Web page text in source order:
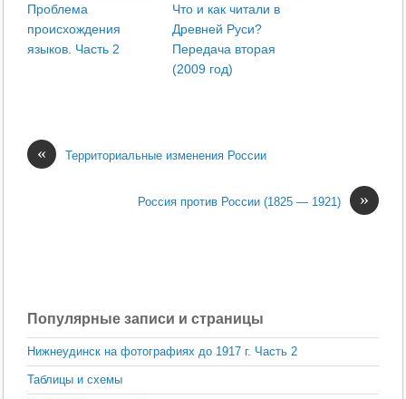
Проблема
происхождения
языков. Часть 2
Что и как читали в
Древней Руси?
Передача вторая
(2009 год)
« Территориальные изменения России
»
Россия против России (1825 — 1921)
Популярные записи и страницы
Нижнеудинск на фотографиях до 1917 г. Часть 2
Таблицы и схемы